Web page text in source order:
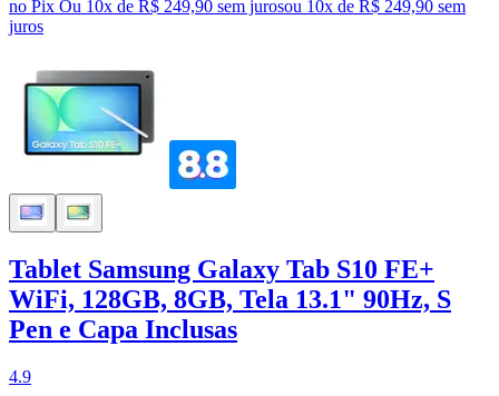
no Pix Ou 10x de R$ 249,90 sem jurosou 10x de R$ 249,90 sem
juros
Tablet Samsung Galaxy Tab S10 FE+
WiFi, 128GB, 8GB, Tela 13.1" 90Hz, S
Pen e Capa Inclusas
4.9